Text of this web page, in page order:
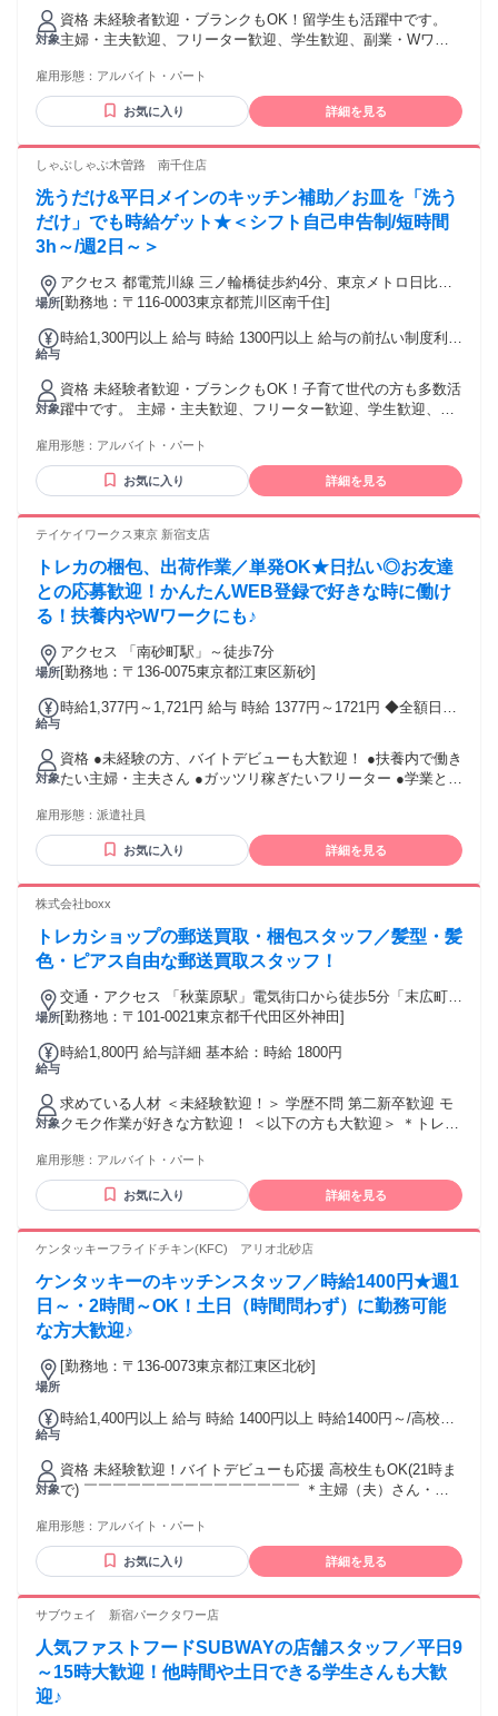
通費：交通費支給 交通費規定支給(車通勤OK・ バイク通勤
OK・自転車通勤OK)
対象
資格 未経験者歓迎・ブランクもOK！留学生も活躍中です。
主婦・主夫歓迎、フリーター歓迎、学生歓迎、副業・Wワー
るやり取りがあり、スピーディな対応が求められるため) ▼向
いてます▼ ・心機一転、スタートしたい方 ・体を動かすこと
が好きな方 ・笑顔の対応できる方 ・コツコツ作業が好きな方
よく稼ぎたい方 ・土日のみを希望の方 ・家族や友達との時間
明けの方 ・フルタイムでがんばりたい ▼応援します ・テス
ト期間や遊びの予定等に合わせたシフトで安心して働きたい
方 ・「就活に役立つバイトがしたい！」等の稼ぐ以外の目的
意識をお持ちの方 お問合せだけでもOKです！まずは、お気軽
にご応募ください！！
雇用形態： アルバイト・パート
お気に入り 詳細を見る
しゃぶしゃぶ木曽路 南千住店
洗うだけ&平日メインのキッチン補助／お皿を「洗う
だけ」でも時給ゲット★＜シフト自己申告制/短時間
3h～/週2日～＞
場所
アクセス 都電荒川線 三ノ輪橋徒歩約4分、東京メトロ日比谷
線 三ノ輪3番口徒歩約5分、都電荒川線 荒川一中前徒歩約7分
[勤務地：〒116-0003東京都荒川区南千住]
給与
時給1,300円以上 給与 時給 1300円以上 給与の前払い制度利用
通費：交通費支給 交通費規定支給(車通勤OK・ バイク通勤
OK・自転車通勤OK)
対象
資格 未経験者歓迎・ブランクもOK！子育て世代の方も多数活
躍中です。 主婦・主夫歓迎、フリーター歓迎、学生歓迎、副
門用語によるやり取りがあり、スピーディな対応が求められ
るため) ▼向いてます▼ ・心機一転、スタートしたい方 ・体
を動かすことが好きな方 ・笑顔の対応できる方 ・コツコツ作
▼歓迎 ・昼にちょこっと働きたい方 ・平日のみを希望の方
する方 ・ブランク明けの方 ・フルタイムでがんばりたい ▼
応援します ・子供の学校行事に合わせたシフトで安心して働
きたい方 ・「仕事は常に続けていたい！」等の自分のライフ
スタイルをお持ちの方 お問合せだけでもOKです！まずは、お
気軽にご応募ください！！
雇用形態： アルバイト・パート
お気に入り 詳細を見る
テイケイワークス東京 新宿支店
トレカの梱包、出荷作業／単発OK★日払い◎お友達
との応募歓迎！かんたんWEB登録で好きな時に働け
る！扶養内やWワークにも♪
場所
アクセス 「南砂町駅」～徒歩7分
[勤務地：〒136-0075東京都江東区新砂]
給与
時給1,377円～1,721円 給与 時給 1377円～1721円 ◆全額日払
により異なります
対象
資格 ●未経験の方、バイトデビューも大歓迎！ ●扶養内で働き
たい主婦・主夫さん ●ガッツリ稼ぎたいフリーター ●学業と両
な方 ＜友達同士での応募大歓迎♪＞ ちょっとしたお小遣い稼
ぎにもピッタリのお仕事です！ 一般労働者派遣事業許可No：
派13-305133 有料職業紹介事業許可No：13-ユ-305513
雇用形態： 派遣社員
お気に入り 詳細を見る
株式会社boxx
トレカショップの郵送買取・梱包スタッフ／髪型・髪
色・ピアス自由な郵送買取スタッフ！
場所
交通・アクセス 「秋葉原駅」電気街口から徒歩5分「末広町
駅」1番出口から徒歩2分
[勤務地：〒101-0021東京都千代田区外神田]
給与
時給1,800円 給与詳細 基本給：時給 1800円
対象
求めている人材 ＜未経験歓迎！＞ 学歴不問 第二新卒歓迎 モ
クモク作業が好きな方歓迎！ ＜以下の方も大歓迎＞ ＊トレカ
アニメが好きな方 ＊細かい作業が好きな方 ＊倉庫や工場など
での勤務経験がある方
雇用形態： アルバイト・パート
お気に入り 詳細を見る
ケンタッキーフライドチキン(KFC) アリオ北砂店
ケンタッキーのキッチンスタッフ／時給1400円★週1
日～・2時間～OK！土日（時間問わず）に勤務可能
な方大歓迎♪
場所
[勤務地：〒136-0073東京都江東区北砂]
給与
時給1,400円以上 給与 時給 1400円以上 時給1400円～/高校生
対象
資格 未経験歓迎！バイトデビューも応援 高校生もOK(21時ま
で) ￣￣￣￣￣￣￣￣￣￣￣￣￣￣￣ ＊主婦（夫）さん・フ
勤務もOK！ ＊未経験・初心者ＯＫ ＊経験者歓迎 ＊副業・Ｗ
ワークＯＫ ＊ブランクＯＫ ＊友達と応募OK ／ KFCではこん
なスタッフが活躍中！ ＼ ＊土日だけ働くフリーター ＊授業
家事の合間に働く主婦（夫）さん など、フリーター・学生・
セス便利！】 西大島駅10分 大島駅16分 住吉駅19分 亀戸駅22
分 南砂町駅26分 東陽町駅29分 東大島駅30分 清澄白河駅34分
雇用形態： アルバイト・パート
お気に入り 詳細を見る
サブウェイ 新宿パークタワー店
人気ファストフードSUBWAYの店舗スタッフ／平日9
～15時大歓迎！他時間や土日できる学生さんも大歓
迎♪